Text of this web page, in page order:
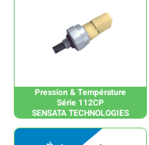
Pression & Température
Série 112CP
SENSATA TECHNOLOGIES